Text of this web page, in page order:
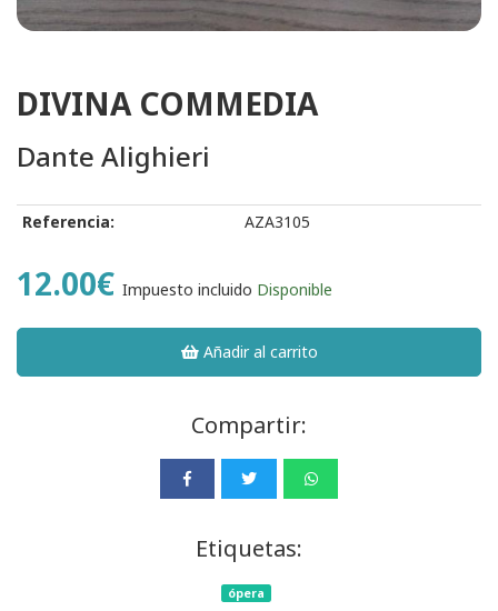
DIVINA COMMEDIA
Dante Alighieri
Referencia: AZA3105
12.00€ Impuesto incluido Disponible
Añadir al carrito
Compartir:
Etiquetas:
ópera